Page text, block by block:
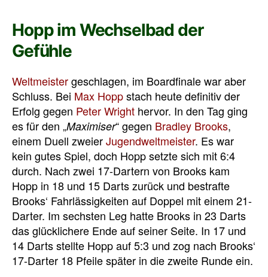
Hopp im Wechselbad der
Gefühle
Weltmeistergeschlagen, im Boardfinale war aber
Schluss. Bei Max Hoppstach heute definitiv der
Erfolg gegen Peter Wright hervor. In den Tag ging
es für den „Maximiser“ gegen Bradley Brooks,
einem Duell zweierJugendweltmeister. Es war
kein gutes Spiel, doch Hopp setzte sich mit 6:4
durch. Nach zwei 17-Dartern von Brooks kam
Hopp in 18 und 15 Darts zurück und bestrafte
Brooks‘ Fahrlässigkeiten auf Doppel mit einem 21-
Darter. Im sechsten Leg hatte Brooks in 23 Darts
das glücklichere Ende auf seiner Seite. In 17 und
14 Darts stellte Hopp auf 5:3 und zog nach Brooks‘
17-Darter 18 Pfeile später in die zweite Runde ein.